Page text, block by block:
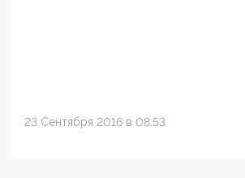
23 Сентября 2016 в 08:53